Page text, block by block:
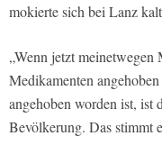
mokierte sich bei Lanz
„Wenn jetzt
Medikamenten
angehoben worden ist, ist
Bevölkerung. Das stimmt